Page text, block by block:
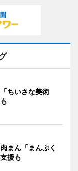
ちいさな美術
まん「まんぷく
援も